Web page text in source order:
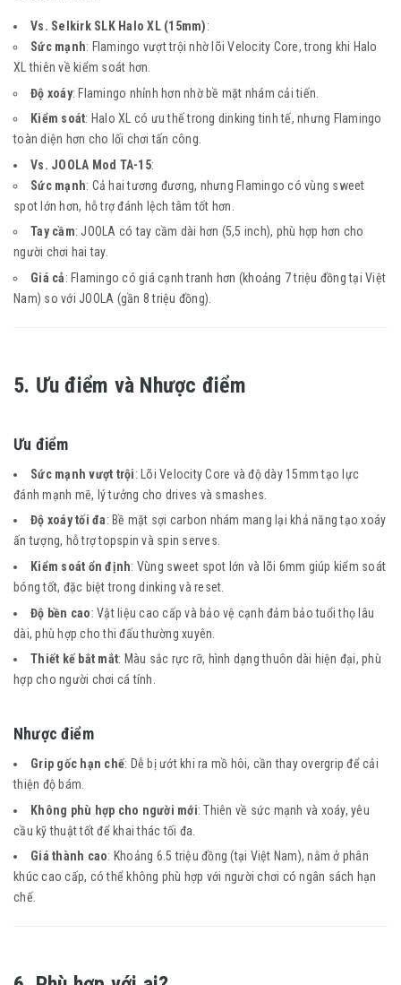
Vs. Selkirk SLK Halo XL (15mm):
Sức mạnh: Flamingo vượt trội nhờ lõi Velocity Core, trong khi Halo
XL thiên về kiểm soát hơn.
Độ xoáy: Flamingo nhỉnh hơn nhờ bề mặt nhám cải tiến.
Kiểm soát: Halo XL có ưu thế trong dinking tinh tế, nhưng Flamingo
toàn diện hơn cho lối chơi tấn công.
Vs. JOOLA Mod TA-15:
Sức mạnh: Cả hai tương đương, nhưng Flamingo có vùng sweet
spot lớn hơn, hỗ trợ đánh lệch tâm tốt hơn.
Tay cầm: JOOLA có tay cầm dài hơn (5,5 inch), phù hợp hơn cho
người chơi hai tay.
Giá cả: Flamingo có giá cạnh tranh hơn (khoảng 7 triệu đồng tại Việt
Nam) so với JOOLA (gần 8 triệu đồng).
5. Ưu điểm và Nhược điểm
Ưu điểm
Sức mạnh vượt trội: Lõi Velocity Core và độ dày 15mm tạo lực
đánh mạnh mẽ, lý tưởng cho drives và smashes.
Độ xoáy tối đa: Bề mặt sợi carbon nhám mang lại khả năng tạo xoáy
ấn tượng, hỗ trợ topspin và spin serves.
Kiểm soát ổn định: Vùng sweet spot lớn và lõi 6mm giúp kiểm soát
bóng tốt, đặc biệt trong dinking và reset.
Độ bền cao: Vật liệu cao cấp và bảo vệ cạnh đảm bảo tuổi thọ lâu
dài, phù hợp cho thi đấu thường xuyên.
Thiết kế bắt mắt: Màu sắc rực rỡ, hình dạng thuôn dài hiện đại, phù
hợp cho người chơi cá tính.
Nhược điểm
Grip gốc hạn chế: Dễ bị ướt khi ra mồ hôi, cần thay overgrip để cải
thiện độ bám.
Không phù hợp cho người mới: Thiên về sức mạnh và xoáy, yêu
cầu kỹ thuật tốt để khai thác tối đa.
Giá thành cao: Khoảng 6.5 triệu đồng (tại Việt Nam), nằm ở phân
khúc cao cấp, có thể không phù hợp với người chơi có ngân sách hạn
chế.